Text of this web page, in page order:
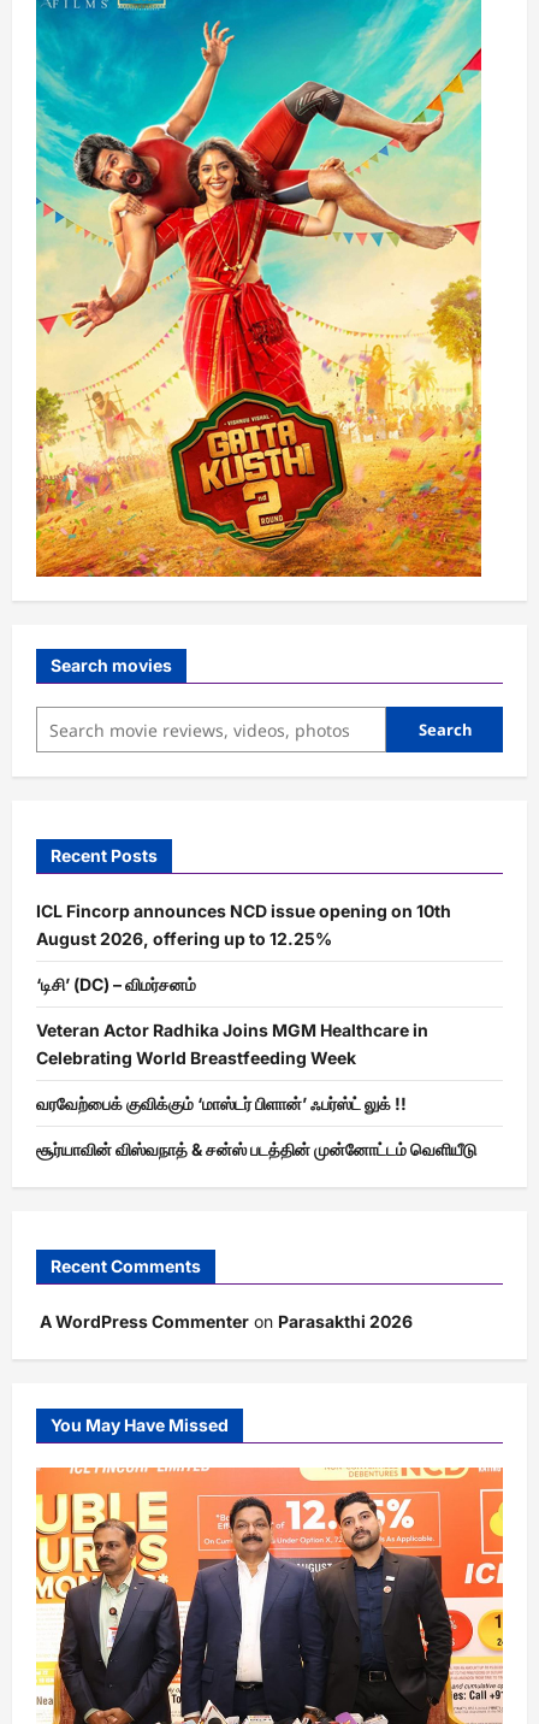
Search movies
Search
Recent Posts
ICL Fincorp announces NCD issue opening on 10th
August 2026, offering up to 12.25%
‘டிசி’ (DC) – விமர்சனம்
Veteran Actor Radhika Joins MGM Healthcare in
Celebrating World Breastfeeding Week
வரவேற்பைக் குவிக்கும் ‘மாஸ்டர் பிளான்’ ஃபர்ஸ்ட் லுக் !!
சூர்யாவின் விஸ்வநாத் & சன்ஸ் படத்தின் முன்னோட்டம் வெளியீடு
Recent Comments
A WordPress Commenter on Parasakthi 2026
You May Have Missed